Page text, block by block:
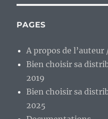
PAGES
A propos de
Bien choisir sa
2019
Bien choisir sa
2025